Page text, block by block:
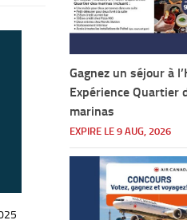
Gagnez un séjour à
Expérience Quartier
marinas
EXPIRE LE 9 AUG, 2026